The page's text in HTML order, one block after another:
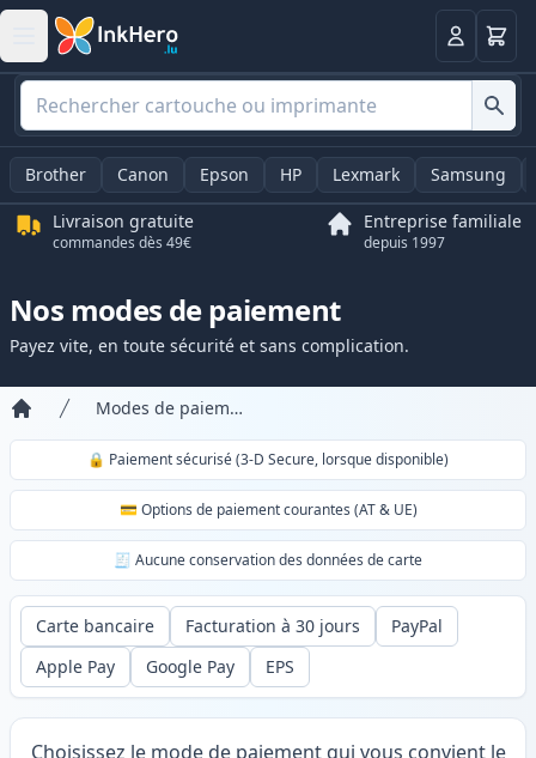
Panier
Brother Canon Epson HP Lexmark Samsung
Livraison gratuite
commandes dès 49€
Entreprise familiale
depuis 1997
Nos modes de paiement
Payez vite, en toute sécurité et sans complication.
Modes de paiement
🔒 Paiement sécurisé (3-D Secure, lorsque disponible)
💳 Options de paiement courantes (AT & UE)
🧾 Aucune conservation des données de carte
Carte bancaire Facturation à 30 jours
PayPal
Apple Pay
Google Pay EPS
Choisissez le mode de paiement qui vous convient le